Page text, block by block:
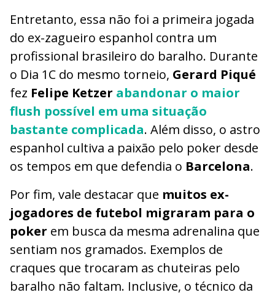
Entretanto, essa não foi a primeira jogada
do ex-zagueiro espanhol contra um
profissional brasileiro do baralho. Durante
o Dia 1C do mesmo torneio, Gerard Piqué
fez Felipe Ketzer abandonar o maior
flush possível em uma situação
bastante complicada. Além disso, o astro
espanhol cultiva a paixão pelo poker desde
os tempos em que defendia o Barcelona.
Por fim, vale destacar que muitos ex-
jogadores de futebol migraram para o
poker em busca da mesma adrenalina que
sentiam nos gramados. Exemplos de
craques que trocaram as chuteiras pelo
baralho não faltam. Inclusive, o técnico da